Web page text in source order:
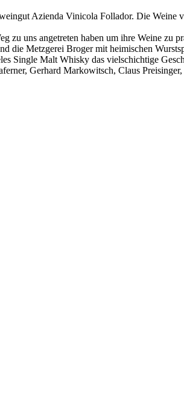
Azienda Vinicola Follador. Die
zu uns angetreten haben um ihre Weine zu
die Metzgerei Broger mit heimischen
Single Malt Whisky das vielschichtige
Gerhard Markowitsch, Claus